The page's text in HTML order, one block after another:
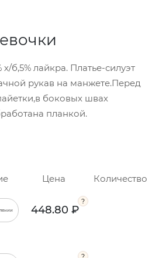
б,5% лайкра. Платье-силуэт
рукав на манжете.Перед
боковых швах
планкой.
Цена Количество
448.80 ₽